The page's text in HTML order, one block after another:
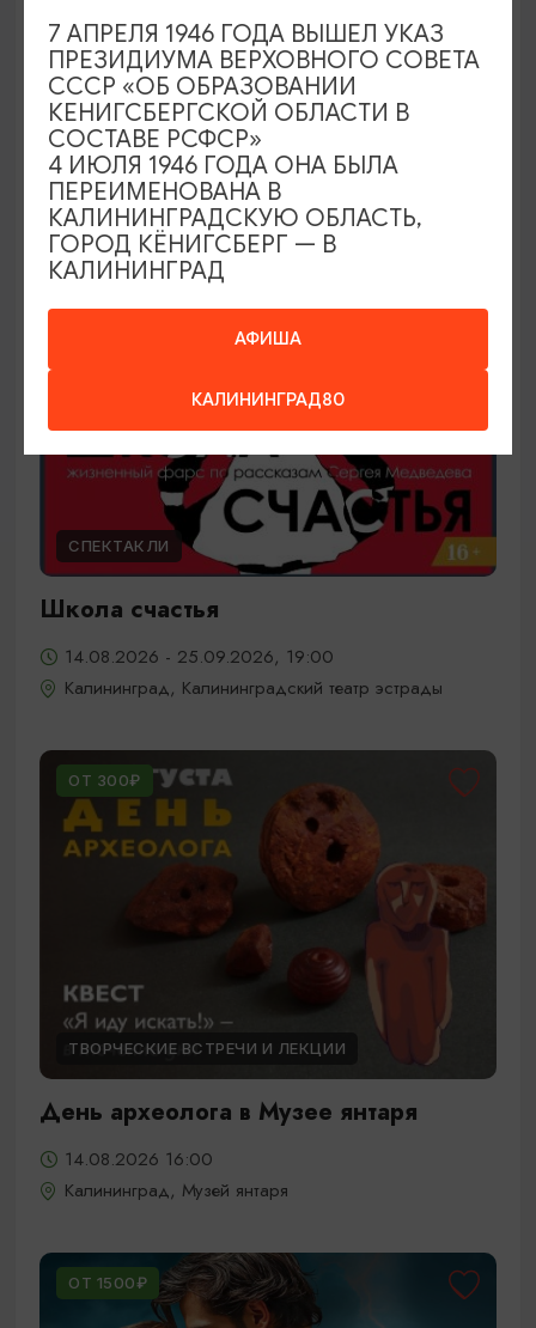
Арт-вечер на выставке «Предметные
страсти»
14.08.2026 18:00
Калининград, Калининградский областной музей
изобразительных искусств
ОТ 300₽
СПЕКТАКЛИ
Школа счастья
14.08.2026 - 25.09.2026, 19:00
Калининград, Калининградский театр эстрады
ОТ 300₽
ТВОРЧЕСКИЕ ВСТРЕЧИ И ЛЕКЦИИ
День археолога в Музее янтаря
14.08.2026 16:00
Калининград, Музей янтаря
ОТ 1500₽
АФИША
КАЛИНИНГРАД80
7 АПРЕЛЯ 1946 ГОДА ВЫШЕЛ УКАЗ
ПРЕЗИДИУМА ВЕРХОВНОГО СОВЕТА
СССР «ОБ ОБРАЗОВАНИИ
КЕНИГСБЕРГСКОЙ ОБЛАСТИ В
СОСТАВЕ РСФСР»
4 ИЮЛЯ 1946 ГОДА ОНА БЫЛА
ПЕРЕИМЕНОВАНА В
КАЛИНИНГРАДСКУЮ ОБЛАСТЬ,
ГОРОД КЁНИГСБЕРГ — В
КАЛИНИНГРАД